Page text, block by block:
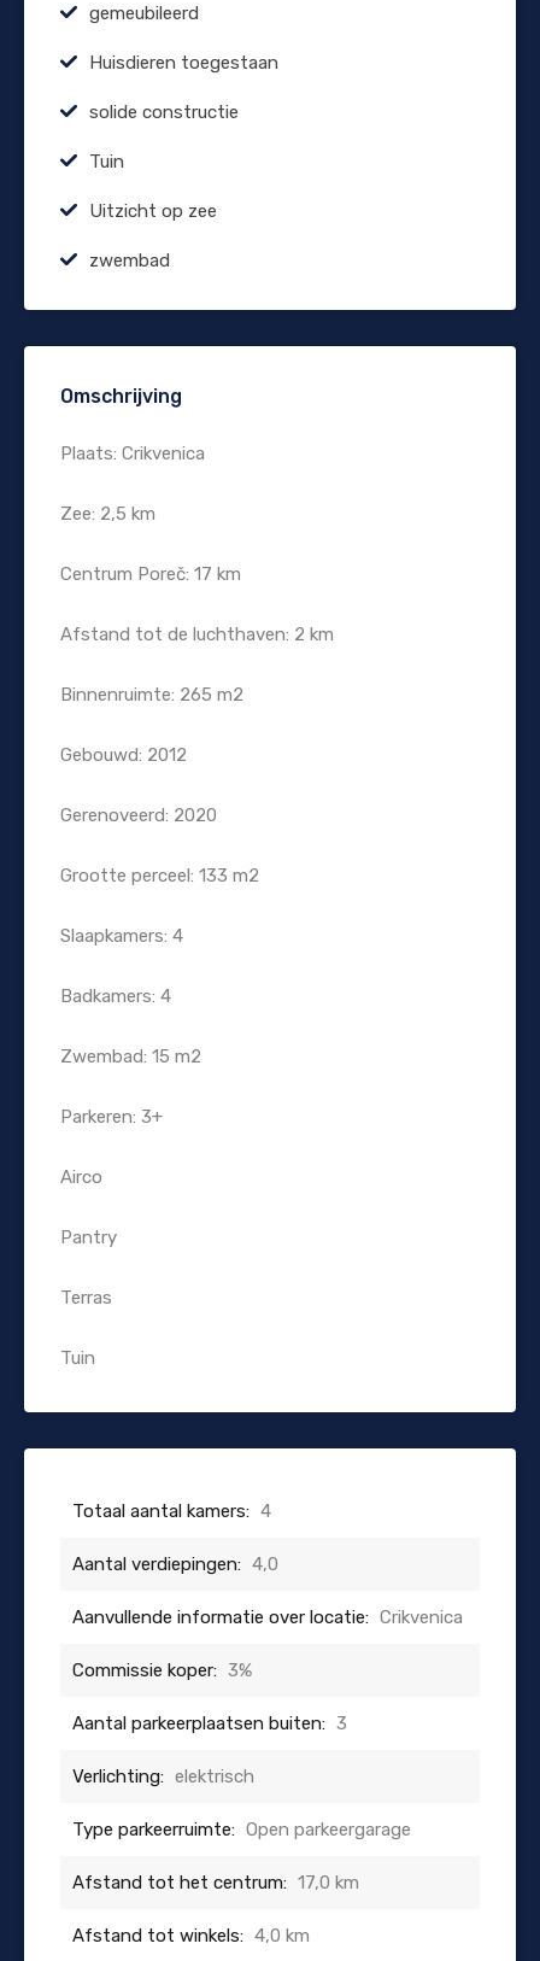
gemeubileerd
Huisdieren toegestaan
solide constructie
Tuin
Uitzicht op zee
zwembad
Omschrijving
Plaats: Crikvenica
Zee: 2,5 km
Centrum Poreč: 17 km
Afstand tot de luchthaven: 2 km
Binnenruimte: 265 m2
Gebouwd: 2012
Gerenoveerd: 2020
Grootte perceel: 133 m2
Slaapkamers: 4
Badkamers: 4
Zwembad: 15 m2
Parkeren: 3+
Airco
Pantry
Terras
Tuin
Totaal aantal kamers: 4
Aantal verdiepingen: 4,0
Aanvullende informatie over locatie: Crikvenica
Commissie koper: 3%
Aantal parkeerplaatsen buiten: 3
Verlichting: elektrisch
Type parkeerruimte: Open parkeergarage
Afstand tot het centrum: 17,0 km
Afstand tot winkels: 4,0 km